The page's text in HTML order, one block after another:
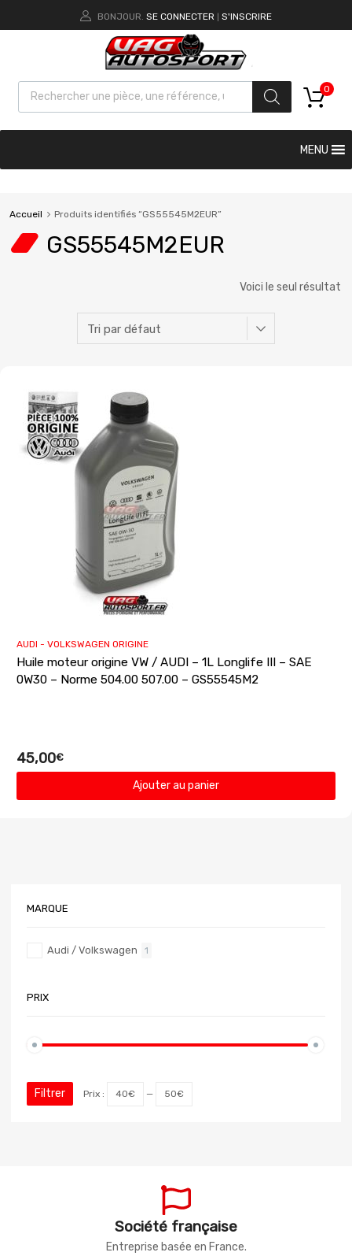
BONJOUR. SE CONNECTER S'INSCRIRE
0
MENU
Accueil Produits identifiés “GS55545M2EUR”
GS55545M2EUR
Voici le seul résultat
AUDI - VOLKSWAGEN ORIGINE
Huile moteur origine VW / AUDI – 1L Longlife III – SAE
0W30 – Norme 504.00 507.00 – GS55545M2
45,00€
Ajouter au panier
MARQUE
Audi / Volkswagen 1
PRIX
Filtrer Prix : 40€ — 50€
Société française
Entreprise basée en France.